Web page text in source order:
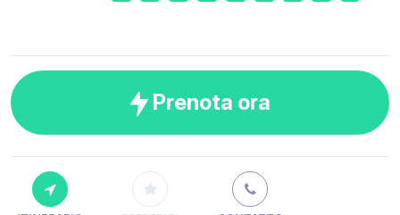
Prenota ora